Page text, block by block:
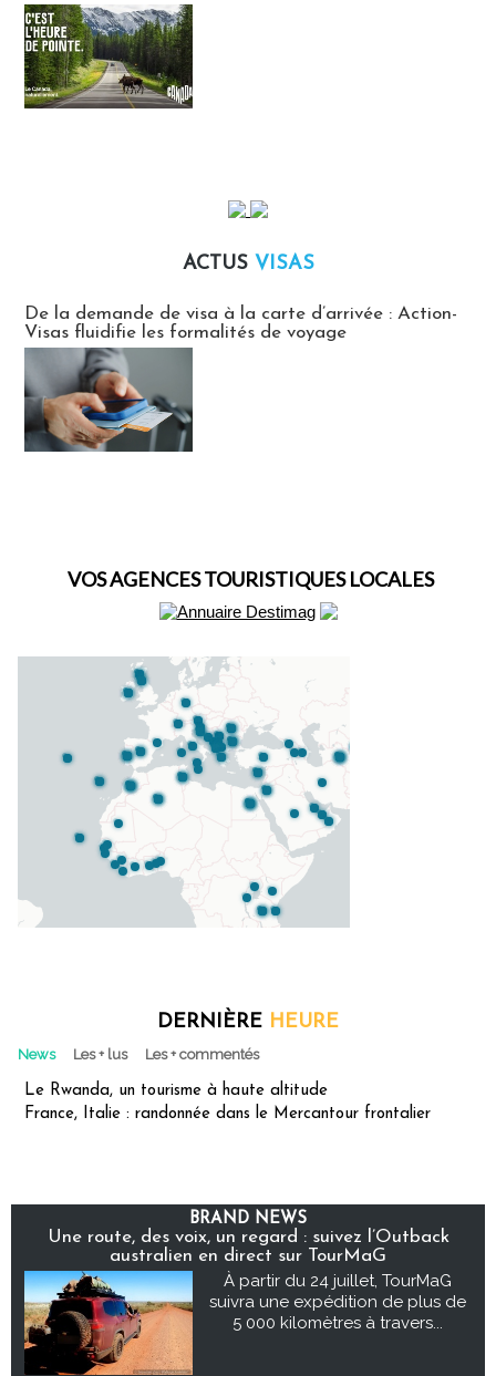
ACTUS VISAS
De la demande de visa à la carte d’arrivée : Action-
Visas fluidifie les formalités de voyage
VOS AGENCES TOURISTIQUES LOCALES
DERNIÈRE HEURE
News Les + lus Les + commentés
Le Rwanda, un tourisme à haute altitude
France, Italie : randonnée dans le Mercantour frontalier
BRAND NEWS
Une route, des voix, un regard : suivez l’Outback
australien en direct sur TourMaG
À partir du 24 juillet, TourMaG
suivra une expédition de plus de
5 000 kilomètres à travers...